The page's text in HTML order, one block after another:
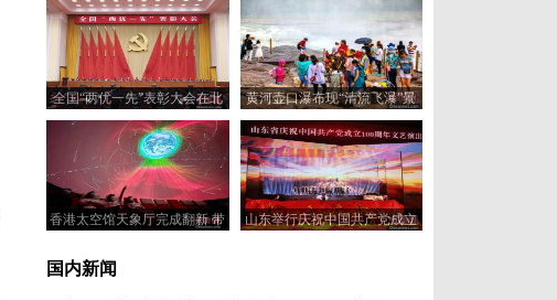
全国“两优一先”表彰大会在北
京举行
黄河壶口瀑布现“清流飞瀑”景
观
香港太空馆天象厅完成翻新 带
山东举行庆祝中国共产党成立
国内新闻